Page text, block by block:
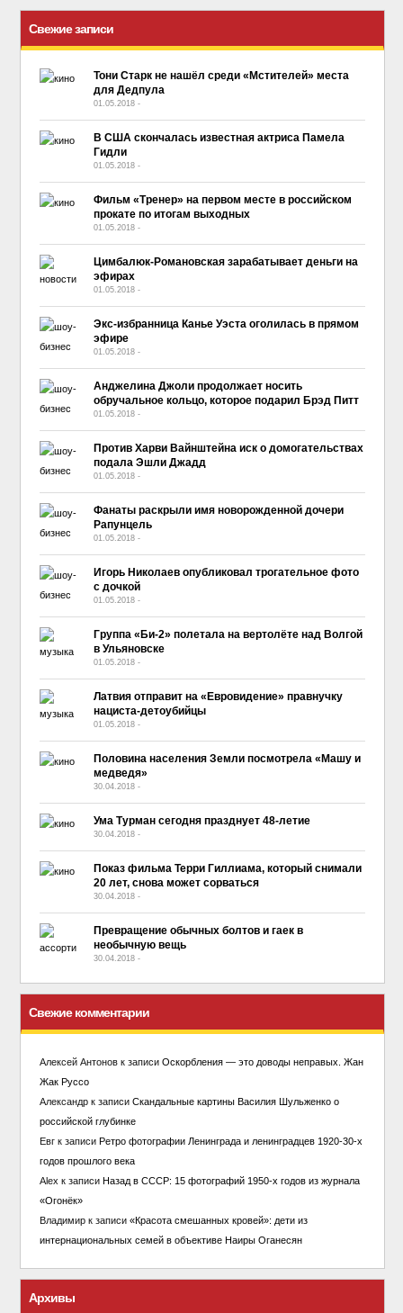
Свежие записи
Тони Старк не нашёл среди «Мстителей» места
для Дедпула
01.05.2018 -
В США скончалась известная актриса Памела
Гидли
01.05.2018 -
Фильм «Тренер» на первом месте в российском
прокате по итогам выходных
01.05.2018 -
Цимбалюк-Романовская зарабатывает деньги на
эфирах
01.05.2018 -
Экс-избранница Канье Уэста оголилась в прямом
эфире
01.05.2018 -
Анджелина Джоли продолжает носить
обручальное кольцо, которое подарил Брэд Питт
01.05.2018 -
Против Харви Вайнштейна иск о домогательствах
подала Эшли Джадд
01.05.2018 -
Фанаты раскрыли имя новорожденной дочери
Рапунцель
01.05.2018 -
Игорь Николаев опубликовал трогательное фото
с дочкой
01.05.2018 -
Группа «Би-2» полетала на вертолёте над Волгой
в Ульяновске
01.05.2018 -
Латвия отправит на «Евровидение» правнучку
нациста-детоубийцы
01.05.2018 -
Половина населения Земли посмотрела «Машу и
медведя»
30.04.2018 -
Ума Турман сегодня празднует 48-летие
30.04.2018 -
Показ фильма Терри Гиллиама, который снимали
20 лет, снова может сорваться
30.04.2018 -
Превращение обычных болтов и гаек в
необычную вещь
30.04.2018 -
Свежие комментарии
Алексей Антоновк записи Оскорбления — это доводы неправых. Жан
Жак Руссо
Александрк записи Скандальные картины Василия Шульженко о
российской глубинке
Евгк записи Ретро фотографии Ленинграда и ленинградцев 1920-30-х
годов прошлого века
Alex к записи Назад в СССР: 15 фотографий 1950-х годов из журнала
«Огонёк»
Владимирк записи «Красота смешанных кровей»: дети из
интернациональных семей в объективе Наиры Оганесян
Архивы